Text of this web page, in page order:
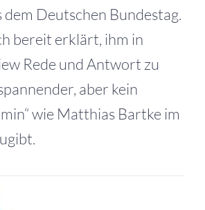
Deutschen Bundestag.
bereit erklärt, ihm in
Rede und Antwort zu
aber kein
wie Matthias Bartke im